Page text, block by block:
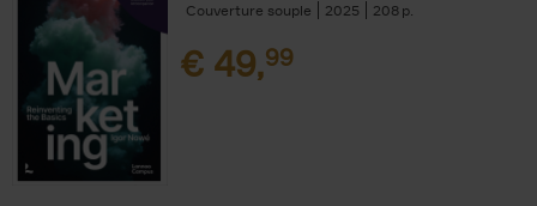
Couverture souple
2025 208
€ 49,99